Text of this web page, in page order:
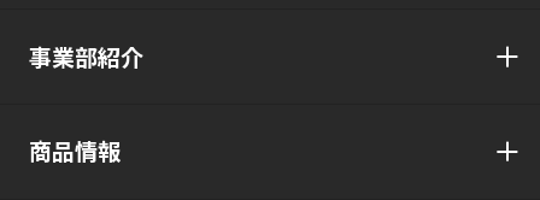
事業部紹介
商品情報